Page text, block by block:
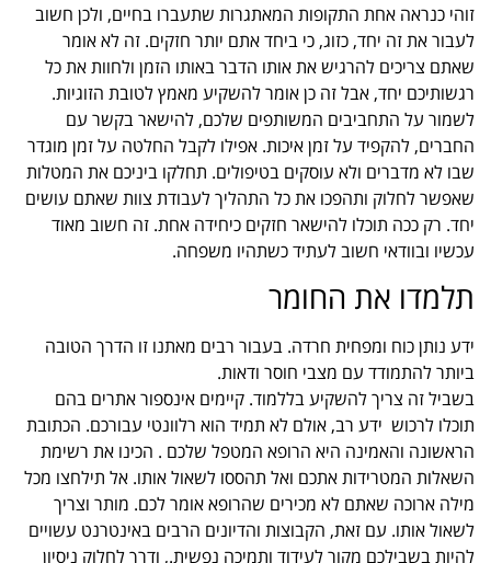
זוהי כנראה אחת התקופות המאתגרות שתעברו בחיים, ולכן חשוב
לעבור את זה יחד, כזוג, כי ביחד אתם יותר חזקים. זה לא אומר
שאתם צריכים להרגיש את אותו הדבר באותו הזמן ולחוות את כל
רגשותיכם יחד, אבל זה כן אומר להשקיע מאמץ לטובת הזוגיות.
לשמור על התחביבים המשותפים שלכם, להישאר בקשר עם
החברים, להקפיד על זמן איכות. אפילו לקבל החלטה על זמן מוגדר
שבו לא מדברים ולא עוסקים בטיפולים. תחלקו ביניכם את המטלות
שאפשר לחלוק ותהפכו את כל התהליך לעבודת צוות שאתם עושים
יחד. רק ככה תוכלו להישאר חזקים כיחידה אחת. זה חשוב מאוד
עכשיו ובוודאי חשוב לעתיד כשתהיו משפחה.
תלמדו את החומר
ידע נותן כוח ומפחית חרדה. בעבור רבים מאתנו זו הדרך הטובה
ביותר להתמודד עם מצבי חוסר ודאות.
בשביל זה צריך להשקיע בללמוד. קיימים אינספור אתרים בהם
תוכלו לרכוש ידע רב, אולם לא תמיד הוא רלוונטי עבורכם. הכתובת
הראשונה והאמינה היא הרופא המטפל שלכם . הכינו את רשימת
השאלות המטרידות אתכם ואל תהססו לשאול אותו. אל תילחצו מכל
מילה ארוכה שאתם לא מכירים שהרופא אומר לכם. מותר וצריך
לשאול אותו. עם זאת, הקבוצות והדיונים הרבים באינטרנט עשויים
להיות בשבילכם מקור לעידוד ותמיכה נפשית., ודרך לחלוק ניסיון